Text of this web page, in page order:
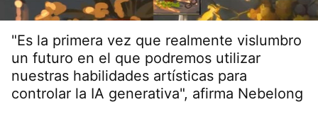
"Es la primera vez que realmente vislumbro
un futuro en el que podremos utilizar
nuestras habilidades artísticas para
controlar la IA generativa", afirma Nebelong